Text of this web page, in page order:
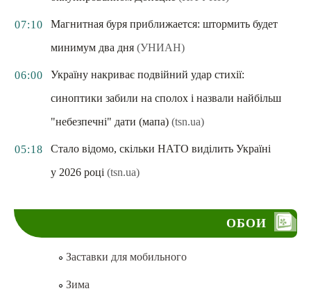
07:10
Магнитная буря приближается: штормить будет
минимум два дня (УНИАН)
06:00
Україну накриває подвійний удар стихії:
синоптики забили на сполох і назвали найбільш
"небезпечні" дати (мапа) (tsn.ua)
05:18
Стало відомо, скільки НАТО виділить Україні
у 2026 році (tsn.ua)
ОБОИ
Заставки для мобильного
Зима